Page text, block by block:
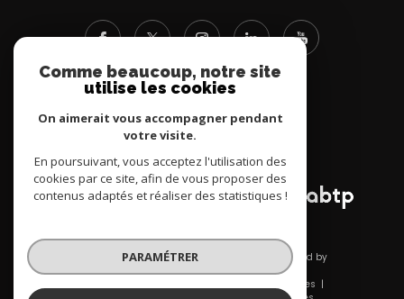
ADHÉRENTS
© 2026 | Tous droits réservés | Traduction powered by
Google |
Mentions légales
Comme beaucoup, notre site
utilise les cookies
On aimerait vous accompagner pendant
votre visite.
En poursuivant, vous acceptez l'utilisation des
cookies par ce site, afin de vous proposer des
contenus adaptés et réaliser des statistiques !
PARAMÉTRER